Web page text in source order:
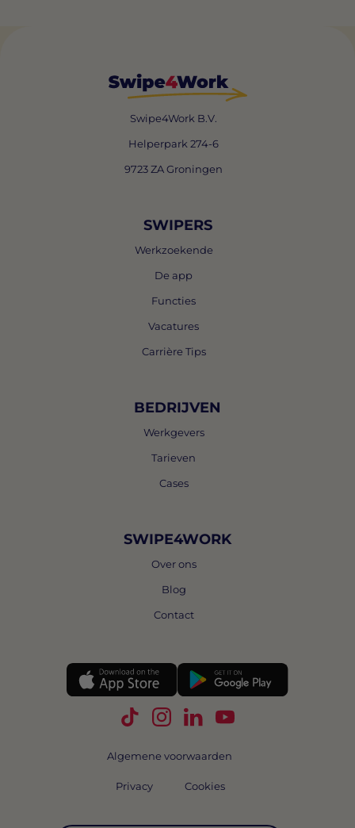
Swipe4Work B.V.
Helperpark 274-6
9723 ZA Groningen
SWIPERS
Werkzoekende
De app
Functies
Vacatures
Carrière Tips
BEDRIJVEN
Werkgevers
Tarieven
Cases
SWIPE4WORK
Over ons
Blog
Contact
Volg Swipe4Work op TikTok
Volg Swipe4Work op
Volg Swipe4Work op
Volg Swipe4Work
Algemene voorwaarden
Privacy Cookies